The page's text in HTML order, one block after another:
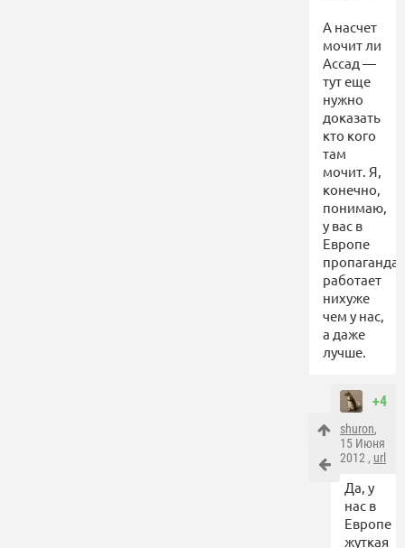
А насчет
мочит ли
Ассад —
тут еще
нужно
доказать
кто кого
там
мочит. Я,
конечно,
понимаю,
у вас в
Европе
пропаганда
работает
нихуже
чем у нас,
а даже
лучше.
+4
shuron,
15 Июня
2012 , url
Да, у
нас в
Европе
жуткая